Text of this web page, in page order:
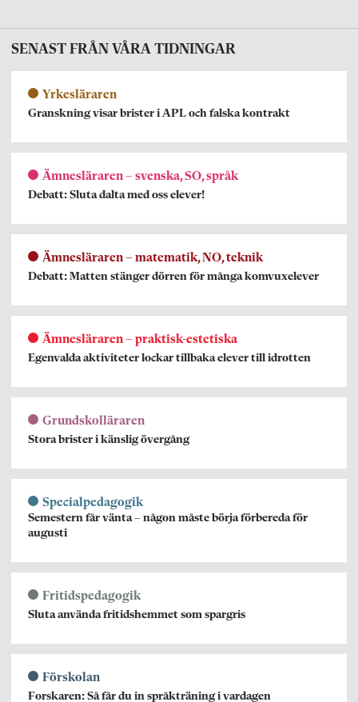
SENAST FRÅN VÅRA TIDNINGAR
Yrkesläraren
Granskning visar brister i APL och falska kontrakt
Ämnesläraren – svenska, SO, språk
Debatt: Sluta dalta med oss elever!
Ämnesläraren – matematik, NO, teknik
Debatt: Matten stänger dörren för många komvuxelever
Ämnesläraren – praktisk-estetiska
Egenvalda aktiviteter lockar tillbaka elever till idrotten
Grundskolläraren
Stora brister i känslig övergång
Specialpedagogik
Semestern får vänta – någon måste börja förbereda för
augusti
Fritidspedagogik
Sluta använda fritidshemmet som spargris
Förskolan
Forskaren: Så får du in språkträning i vardagen